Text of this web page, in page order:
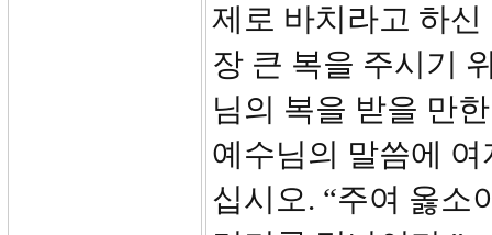
제로 바치라고 하
장 큰 복을 주시기
님의 복을 받을 만
예수님의 말씀에
십시오. “주여 옳소